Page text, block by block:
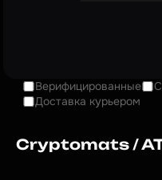
Верифицированные
Доставка курьером
Cryptomats /